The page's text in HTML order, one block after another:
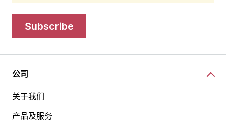
subscribe
公司
关于我们
产品及服务